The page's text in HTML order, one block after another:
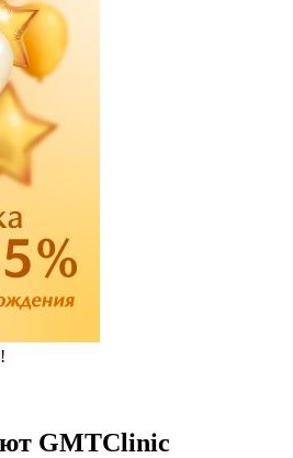
GMTClinic